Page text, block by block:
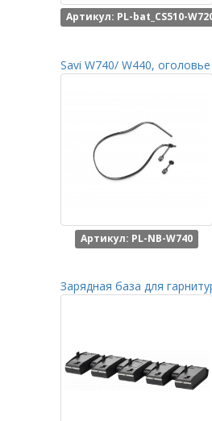
Артикул: PL-bat_CS510-
Savi W740/ W440,
Артикул: PL-NB-W740
Зарядная база для